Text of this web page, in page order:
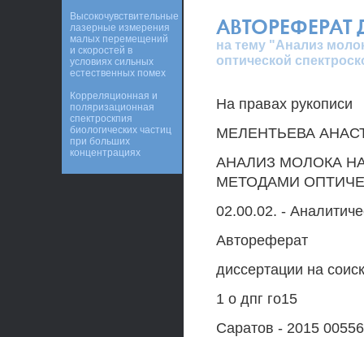
АВТОРЕФЕРАТ
на тему "Анализ
оптической
На правах рукописи
МЕЛЕНТЬЕВА
АНАЛИЗ МОЛОКА
МЕТОДАМИ
02.00.02. -
Автореферат
диссертации на
1 о дпг го15
Саратов - 2015
Высокочувствительные
лазерные измерения
малых перемещений
и скоростей в
условиях сильных
естественных помех
Корреляционная и
поляризационная
спектроскпия
биологических частиц
при больших
концентрациях